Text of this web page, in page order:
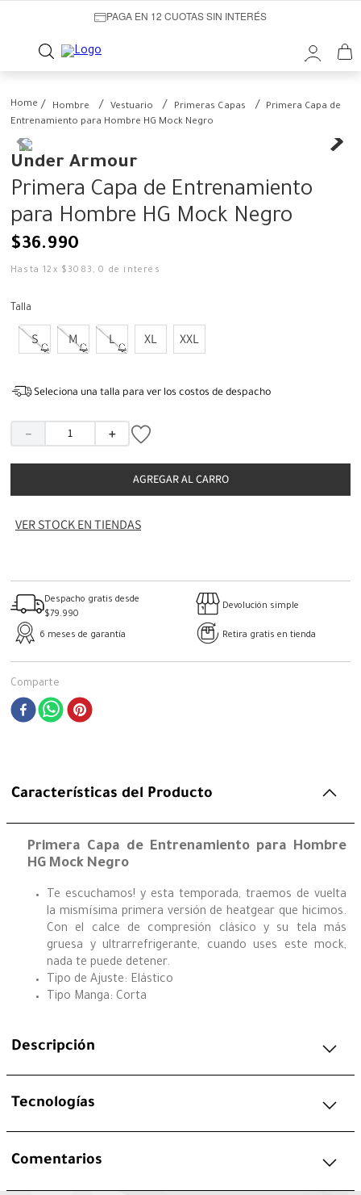
PAGA EN 12 CUOTAS SIN INTERÉS
Hombre Vestuario Primeras Capas
Primera Capa de
Entrenamiento para Hombre HG Mock Negro
Under Armour
Primera Capa de Entrenamiento
para Hombre HG Mock Negro
$36.990
Hasta12 x $ 3083 ,0 de interés
Talla
S M L XL XXL
Seleciona una talla para ver los costos de despacho
＋
－
AGREGAR AL CARRO
VER STOCK EN TIENDAS
Despacho gratis desde
$79.990
Devolución simple
6 meses de garantía Retira gratis en tienda
Comparte
Características del Producto
Primera Capa de Entrenamiento para Hombre
HG Mock Negro
Te escuchamos! y esta temporada, traemos de vuelta
la mismísima primera versión de heatgear que hicimos.
Con el calce de compresión clásico y su tela más
gruesa y ultrarrefrigerante, cuando uses este mock,
nada te puede detener.
Tipo de Ajuste: Elástico
Tipo Manga: Corta
Descripción
Tecnologías
Comentarios